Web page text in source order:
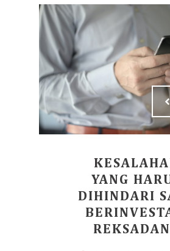
YANG
DIHINDARI